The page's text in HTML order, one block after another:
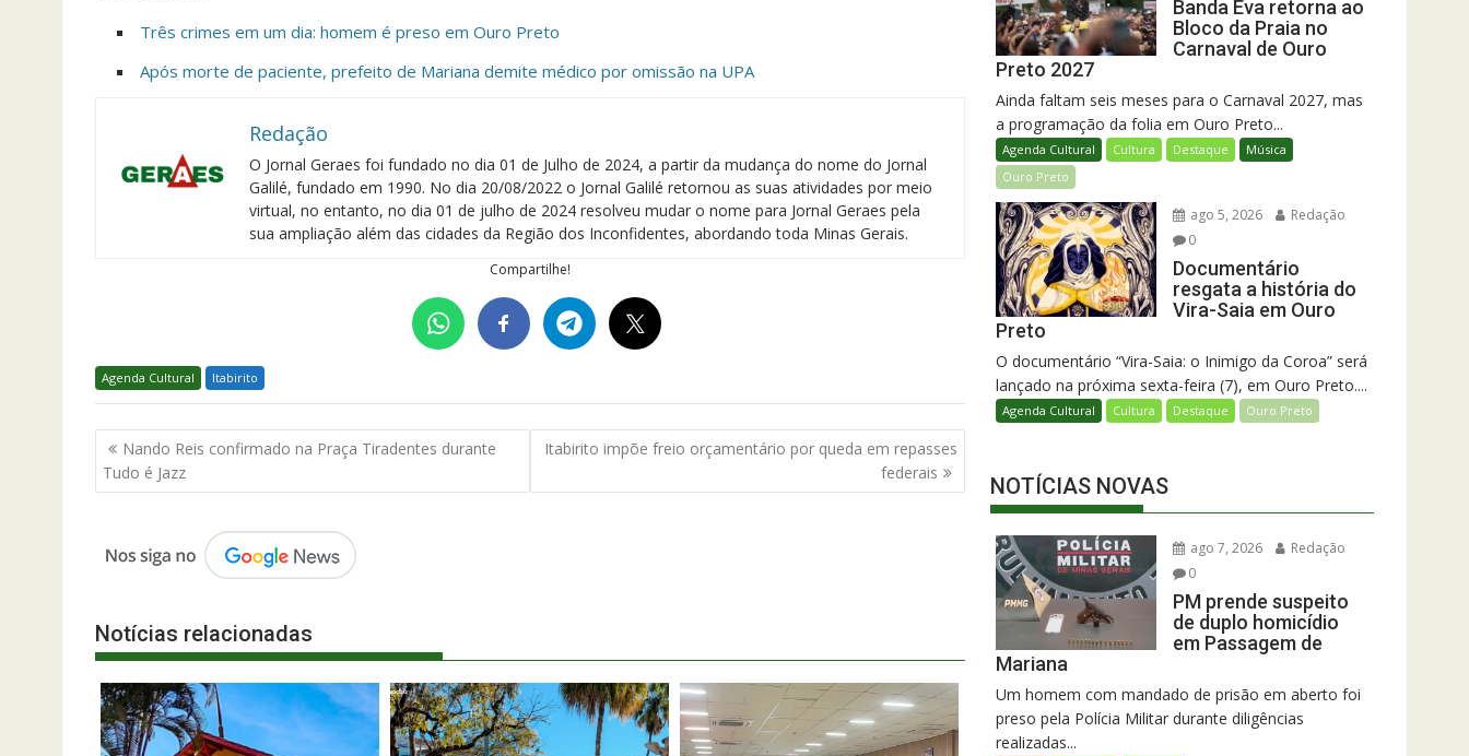
Três crimes em um dia: homem é preso em Ouro Preto
Após morte de paciente, prefeito de Mariana demite médico por omissão na UPA
Redação
O Jornal Geraes foi fundado no dia 01 de Julho de 2024, a partir da mudança do nome do Jornal
Galilé, fundado em 1990. No dia 20/08/2022 o Jornal Galilé retornou as suas atividades por meio
virtual, no entanto, no dia 01 de julho de 2024 resolveu mudar o nome para Jornal Geraes pela
sua ampliação além das cidades da Região dos Inconfidentes, abordando toda Minas Gerais.
Compartilhe!
Agenda Cultural Itabirito
Navegação
de
Post
Nando Reis confirmado na Praça Tiradentes durante
Tudo é Jazz
Itabirito impõe freio orçamentário por queda em repasses
federais
Notícias relacionadas
Banda Eva retorna ao
Bloco da Praia no
Carnaval de Ouro
Preto 2027
Ainda faltam seis meses para o Carnaval 2027, mas
a programação da folia em Ouro Preto...
Agenda Cultural Cultura Destaque
Música
Ouro Preto
ago 5, 2026
Redação
0
Documentário
resgata a história do
Vira-Saia em Ouro
Preto
O documentário “Vira-Saia: o Inimigo da Coroa” será
lançado na próxima sexta-feira (7), em Ouro Preto....
Agenda Cultural Cultura Destaque Ouro Preto
NOTÍCIAS NOVAS
ago 7, 2026
Redação
0
PM prende suspeito
de duplo homicídio
em Passagem de
Mariana
Um homem com mandado de prisão em aberto foi
preso pela Polícia Militar durante diligências
realizadas...